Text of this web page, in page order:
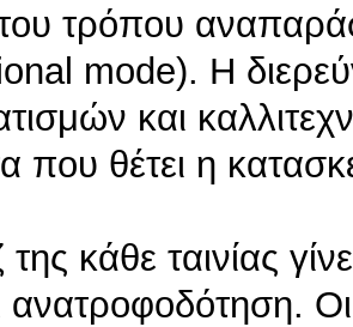
τρόπου
mode). Η
και
που θέτει η
κάθε ταινίας
ανατροφοδότηση.